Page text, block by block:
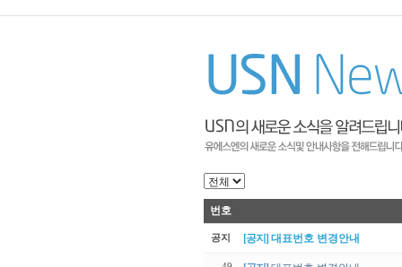
번호
공지 [공지] 대표번호 변경안내